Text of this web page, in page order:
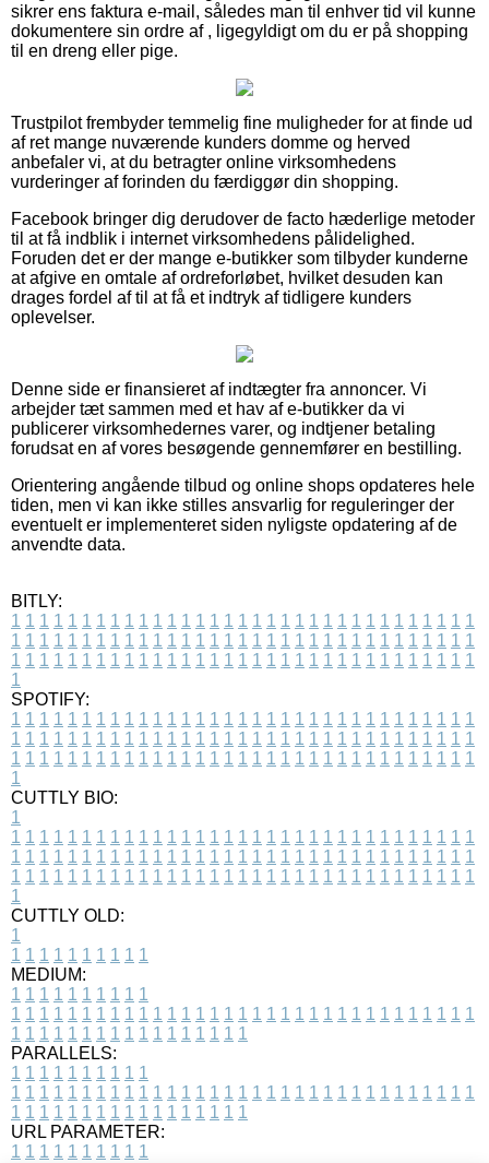
sikrer ens faktura e-mail, således man til enhver tid vil kunne
dokumentere sin ordre af , ligegyldigt om du er på shopping
til en dreng eller pige.
Trustpilot frembyder temmelig fine muligheder for at finde ud
af ret mange nuværende kunders domme og herved
anbefaler vi, at du betragter online virksomhedens
vurderinger af forinden du færdiggør din shopping.
Facebook bringer dig derudover de facto hæderlige metoder
til at få indblik i internet virksomhedens pålidelighed.
Foruden det er der mange e-butikker som tilbyder kunderne
at afgive en omtale af ordreforløbet, hvilket desuden kan
drages fordel af til at få et indtryk af tidligere kunders
oplevelser.
Denne side er finansieret af indtægter fra annoncer. Vi
arbejder tæt sammen med et hav af e-butikker da vi
publicerer virksomhedernes varer, og indtjener betaling
forudsat en af vores besøgende gennemfører en bestilling.
Orientering angående tilbud og online shops opdateres hele
tiden, men vi kan ikke stilles ansvarlig for reguleringer der
eventuelt er implementeret siden nyligste opdatering af de
anvendte data.
BITLY:
1 1 1 1 1 1 1 1 1 1 1 1 1 1 1 1 1 1 1 1 1 1 1 1 1 1 1 1 1 1 1 1 1
1 1 1 1 1 1 1 1 1 1 1 1 1 1 1 1 1 1 1 1 1 1 1 1 1 1 1 1 1 1 1 1 1
1 1 1 1 1 1 1 1 1 1 1 1 1 1 1 1 1 1 1 1 1 1 1 1 1 1 1 1 1 1 1 1 1
1
SPOTIFY:
1 1 1 1 1 1 1 1 1 1 1 1 1 1 1 1 1 1 1 1 1 1 1 1 1 1 1 1 1 1 1 1 1
1 1 1 1 1 1 1 1 1 1 1 1 1 1 1 1 1 1 1 1 1 1 1 1 1 1 1 1 1 1 1 1 1
1 1 1 1 1 1 1 1 1 1 1 1 1 1 1 1 1 1 1 1 1 1 1 1 1 1 1 1 1 1 1 1 1
1
CUTTLY BIO:
1
1 1 1 1 1 1 1 1 1 1 1 1 1 1 1 1 1 1 1 1 1 1 1 1 1 1 1 1 1 1 1 1 1
1 1 1 1 1 1 1 1 1 1 1 1 1 1 1 1 1 1 1 1 1 1 1 1 1 1 1 1 1 1 1 1 1
1 1 1 1 1 1 1 1 1 1 1 1 1 1 1 1 1 1 1 1 1 1 1 1 1 1 1 1 1 1 1 1 1
1
CUTTLY OLD:
1
1 1 1 1 1 1 1 1 1 1
MEDIUM:
1 1 1 1 1 1 1 1 1 1
1 1 1 1 1 1 1 1 1 1 1 1 1 1 1 1 1 1 1 1 1 1 1 1 1 1 1 1 1 1 1 1 1
1 1 1 1 1 1 1 1 1 1 1 1 1 1 1 1 1
PARALLELS:
1 1 1 1 1 1 1 1 1 1
1 1 1 1 1 1 1 1 1 1 1 1 1 1 1 1 1 1 1 1 1 1 1 1 1 1 1 1 1 1 1 1 1
1 1 1 1 1 1 1 1 1 1 1 1 1 1 1 1 1
URL PARAMETER:
1 1 1 1 1 1 1 1 1 1